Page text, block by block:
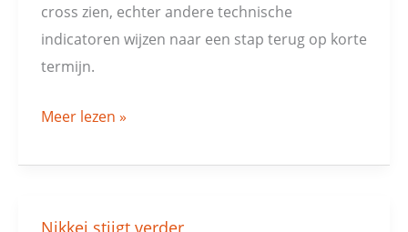
cross zien, echter andere technische
indicatoren wijzen naar een stap terug op korte
termijn.
Meer lezen »